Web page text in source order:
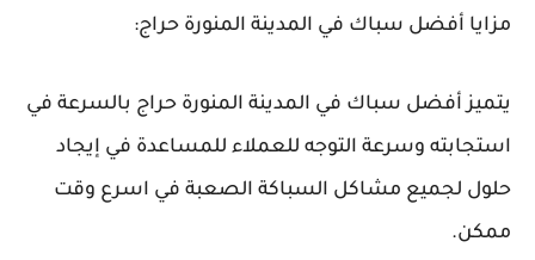
مزايا أفضل سباك في المدينة المنورة حراج:
يتميز أفضل سباك في المدينة المنورة حراج بالسرعة في
استجابته وسرعة التوجه للعملاء للمساعدة في إيجاد
حلول لجميع مشاكل السباكة الصعبة في اسرع وقت
ممكن.